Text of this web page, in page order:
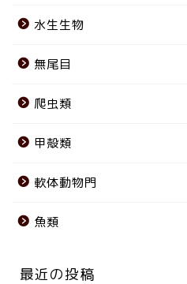
水生生物
無尾目
爬虫類
甲殻類
軟体動物門
魚類
最近の投稿